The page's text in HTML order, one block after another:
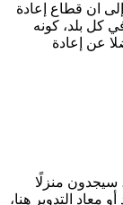
إلى ان قطاع إعادة
كل بلد، كونه
عن إعادة
سيجدون منزلًا
التدوير هنا،